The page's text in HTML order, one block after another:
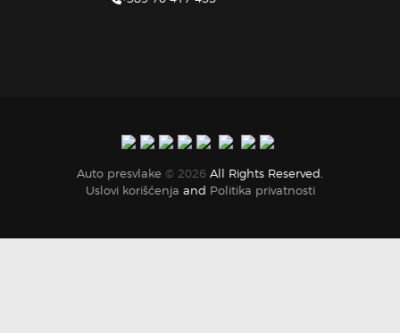
Auto presvlake © 2026 All Rights Reserved.
Uslovi korišćenja and Politika privatnosti